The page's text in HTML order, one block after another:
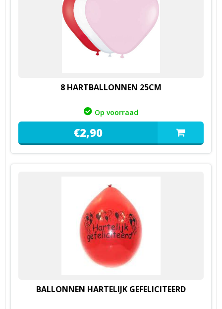
8 HARTBALLONNEN 25CM
Op voorraad
€2,90
BALLONNEN HARTELIJK GEFELICITEERD